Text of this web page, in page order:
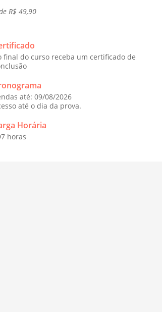
R$ 49,90
final do curso receba um certificado de
até: 09/08/2026
até o dia da prova.
Horária
horas